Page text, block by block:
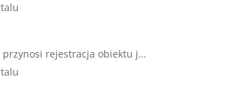
przynosi rejestracja obiektu j…